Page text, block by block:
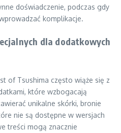
doświadczenie, podczas gdy
komplikacje.
dla dodatkowych
of Tsushima często wiąże się z
które wzbogacają
unikalne skórki, bronie
nie są dostępne w wersjach
treści mogą znacznie